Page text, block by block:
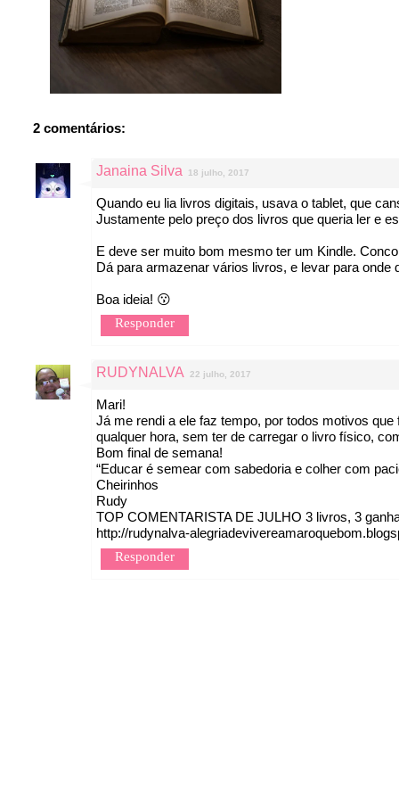
2 comentários:
Janaina Silva 18 julho, 2017
Quando eu lia livros digitais, usava o tablet, que
Justamente pelo preço dos livros que queria ler e
E deve ser muito bom mesmo ter um Kindle.
Dá para armazenar vários livros, e levar para onde
Boa ideia! 😗
Responder
RUDYNALVA 22 julho, 2017
Mari!
Já me rendi a ele faz tempo, por todos motivos
qualquer hora, sem ter de carregar o livro físico,
Bom final de semana!
“Educar é semear com sabedoria e colher com
Cheirinhos
Rudy
TOP COMENTARISTA DE JULHO 3 livros, 3
http://rudynalva-
Responder